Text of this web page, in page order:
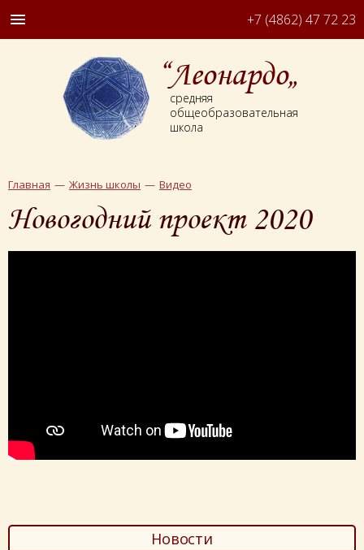
“Леонардо„
средняя
общеобразовательная
школа
+7 (4862) 47 72 23
Главная Жизнь школы Видео
Новогодний проект 2020
Новости